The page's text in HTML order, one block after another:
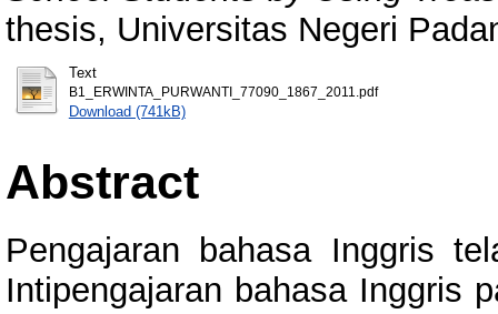
thesis, Universitas Negeri
Text
B1_ERWINTA_PURWANTI_77090_1867_2011.pdf
Download (741kB)
Abstract
Pengajaran bahasa Inggris
Intipengajaran bahasa Inggris